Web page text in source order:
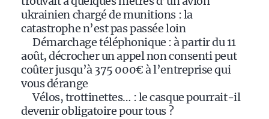
ukrainien chargé de munitions : la
catastrophe n’est pas passée loin
Démarchage téléphonique : à partir du 11
août, décrocher un appel non consenti peut
coûter jusqu’à 375 000€ à l’entreprise qui
vous dérange
Vélos, trottinettes… : le casque pourrait-il
devenir obligatoire pour tous ?